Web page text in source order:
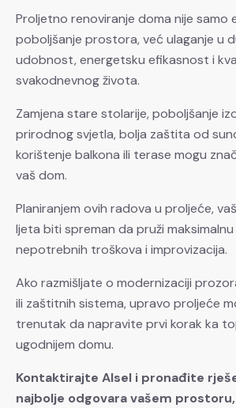
Proljetno renoviranje doma nije samo
poboljšanje prostora, već ulaganje u
udobnost, energetsku efikasnost i
svakodnevnog života.
Zamjena stare stolarije, poboljšanje
prirodnog svjetla, bolja zaštita od
korištenje balkona ili terase mogu
vaš dom.
Planiranjem ovih radova u proljeće,
ljeta biti spreman da pruži
nepotrebnih troškova i improvizacija.
Ako razmišljate o modernizaciji
ili zaštitnih sistema, upravo proljeće
trenutak da napravite prvi korak ka
ugodnijem domu.
Kontaktirajte Alsel i pronađite
najbolje odgovara vašem